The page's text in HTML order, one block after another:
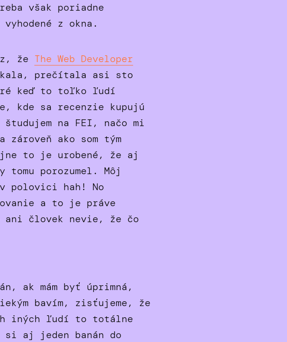
však poriadne
z okna.
že The Web Developer
prečítala asi sto
keď to toľko ľudí
kde sa recenzie kupujú
na FEI, načo mi
ako som tým
to je urobené, že aj
porozumel. Môj
polovici hah! No
a to je práve
ani človek nevie, že čo
ak mám byť úprimná,
bavím, zisťujeme, že
iných ľudí to totálne
si aj jeden banán do